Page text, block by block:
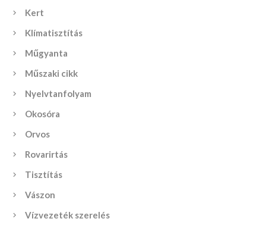
Kert
Klímatisztítás
Műgyanta
Műszaki cikk
Nyelvtanfolyam
Okosóra
Orvos
Rovarirtás
Tisztítás
Vászon
Vízvezeték szerelés